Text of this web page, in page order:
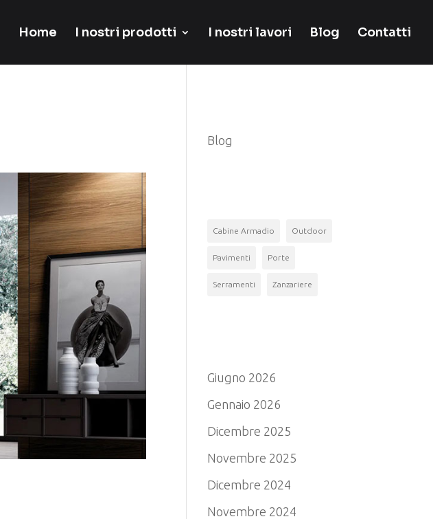
Home I nostri prodotti I nostri lavori Blog Contatti
Blog
Cabine Armadio Outdoor
Pavimenti Porte
Serramenti Zanzariere
Giugno 2026
Gennaio 2026
Dicembre 2025
Novembre 2025
Dicembre 2024
Novembre 2024